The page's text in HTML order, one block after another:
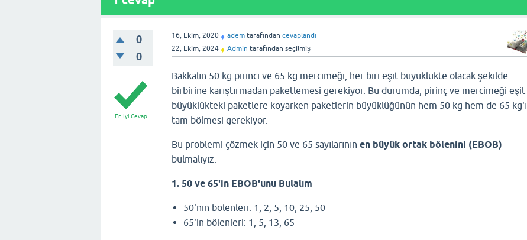
0
0
16, Ekim, 2020 ♦ adem tarafından cevaplandı
22, Ekim, 2024 ♦ Admin tarafından seçilmiş
En İyi Cevap
Bakkalın 50 kg pirinci ve 65 kg mercimeği, her biri eşit büyüklükte olacak şekilde
birbirine karıştırmadan paketlemesi gerekiyor. Bu durumda, pirinç ve mercimeği eşit
büyüklükteki paketlere koyarken paketlerin büyüklüğünün hem 50 kg hem de 65 kg'ı
tam bölmesi gerekiyor.
Bu problemi çözmek için 50 ve 65 sayılarının en büyük ortak bölenini (EBOB)
bulmalıyız.
1. 50 ve 65'in EBOB'unu Bulalım
50'nin bölenleri: 1, 2, 5, 10, 25, 50
65'in bölenleri: 1, 5, 13, 65